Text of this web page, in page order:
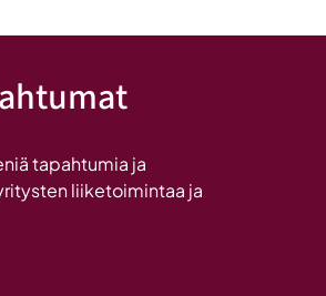
tapahtumia ja
liiketoimintaa ja